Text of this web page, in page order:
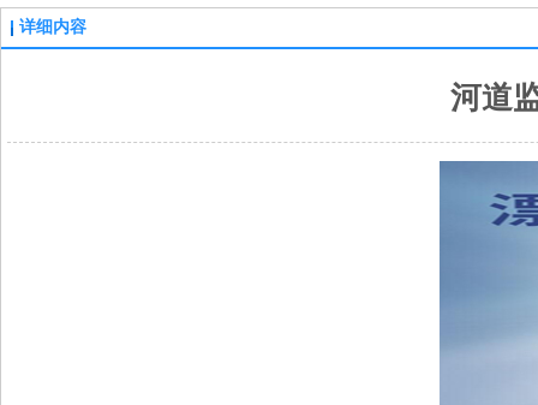
详细内容
河道